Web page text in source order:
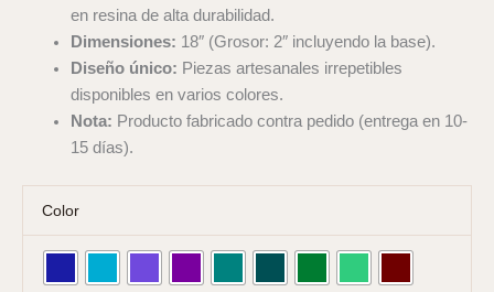
en resina de alta durabilidad.
Dimensiones: 18″ (Grosor: 2″ incluyendo la base).
Diseño único: Piezas artesanales irrepetibles
disponibles en varios colores.
Nota: Producto fabricado contra pedido (entrega en 10-
15 días).
Color